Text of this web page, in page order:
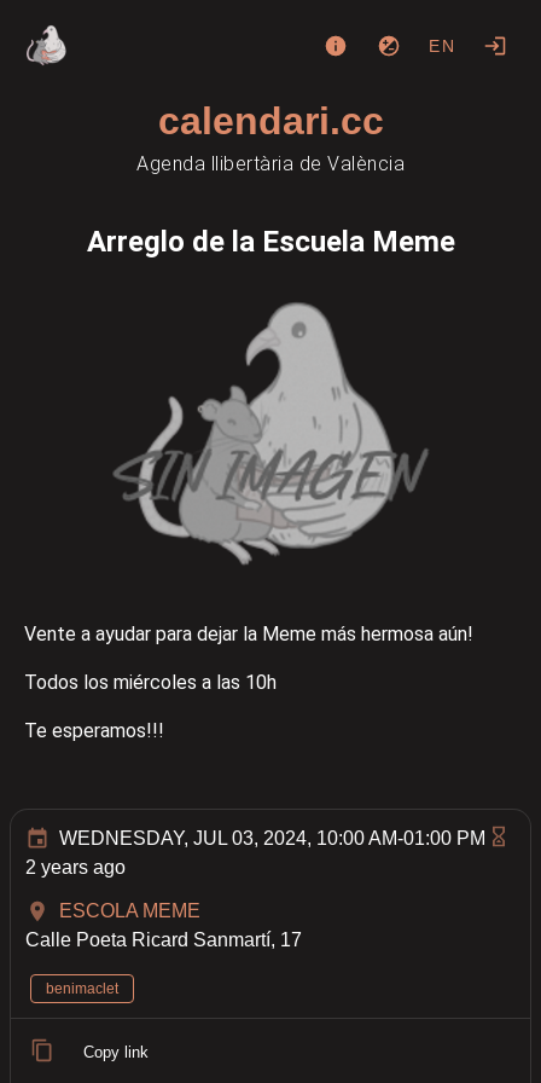
EN
calendari.cc
Agenda llibertària de València
Arreglo de la Escuela Meme
Vente a ayudar para dejar la Meme más hermosa aún!
Todos los miércoles a las 10h
Te esperamos!!!
WEDNESDAY, JUL 03, 2024, 10:00 AM-01:00 PM
2 years ago
ESCOLA MEME
Calle Poeta Ricard Sanmartí, 17
benimaclet
Copy link